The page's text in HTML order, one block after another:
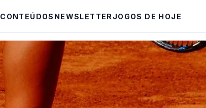
CONTEÚDOS NEWSLETTER JOGOS DE HOJE